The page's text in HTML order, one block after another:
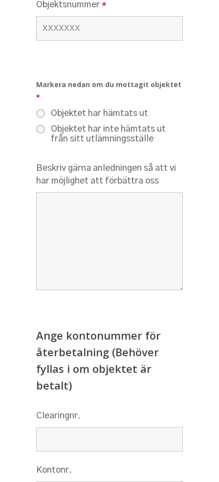
Objektsnummer*
Markera nedan om du mottagit objektet
*
Objektet har hämtats ut
Objektet har inte hämtats ut
från sitt utlämningsställe
Beskriv gärna anledningen så att vi
har möjlighet att förbättra oss
Ange kontonummer för
återbetalning (Behöver
fyllas i om objektet är
betalt)
Clearingnr.
Kontonr.